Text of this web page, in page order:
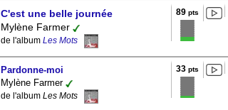
C'est une belle journée
Mylène Farmer
de l'album Les Mots
89 pts
Pardonne-moi
Mylène Farmer
de l'album Les Mots
33 pts